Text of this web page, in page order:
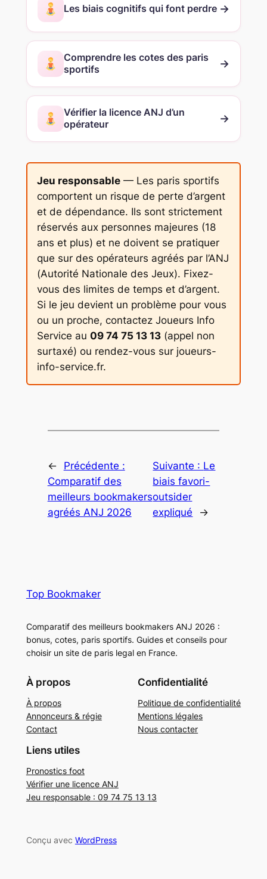
Les biais cognitifs qui font perdre →
Comprendre les cotes des paris
sportifs
→
Vérifier la licence ANJ d’un
opérateur
→
Jeu responsable— Les paris sportifs
comportent un risque de perte d’argent
et de dépendance. Ils sont strictement
réservés aux personnes majeures (18
ans et plus) et ne doivent se pratiquer
que sur des opérateurs agréés par l’ANJ
(Autorité Nationale des Jeux). Fixez-
vous des limites de temps et d’argent.
Si le jeu devient un problème pour vous
ou un proche, contactez Joueurs Info
Service au 09 74 75 13 13(appel non
surtaxé) ou rendez-vous sur joueurs-
info-service.fr.
←
Précédente :
Comparatif des
meilleurs bookmakers
agréés ANJ 2026
Suivante : Le
biais favori-
outsider
expliqué
→
Top Bookmaker
Comparatif des meilleurs bookmakers ANJ 2026 :
bonus, cotes, paris sportifs. Guides et conseils pour
choisir un site de paris legal en France.
À propos
À propos
Annonceurs & régie
Contact
Confidentialité
Politique de confidentialité
Mentions légales
Nous contacter
Liens utiles
Pronostics foot
Vérifier une licence ANJ
Jeu responsable : 09 74 75 13 13
Conçu avec WordPress